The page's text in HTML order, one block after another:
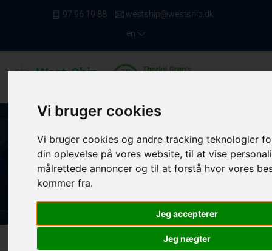
Vi bruger cookies
Vi bruger cookies og andre tracking teknologier
din oplevelse på vores website, til at vise
målrettede annoncer og til at forstå hvor vores
kommer fra.
Jeg accepterer
Jeg nægter
97 96 19 88
westship@westship.dk
en
TH. GRØN'S
SAMLECENTRAL
ALWAYS READY TO RECEIVE YOUR FISH AT THE QUAY